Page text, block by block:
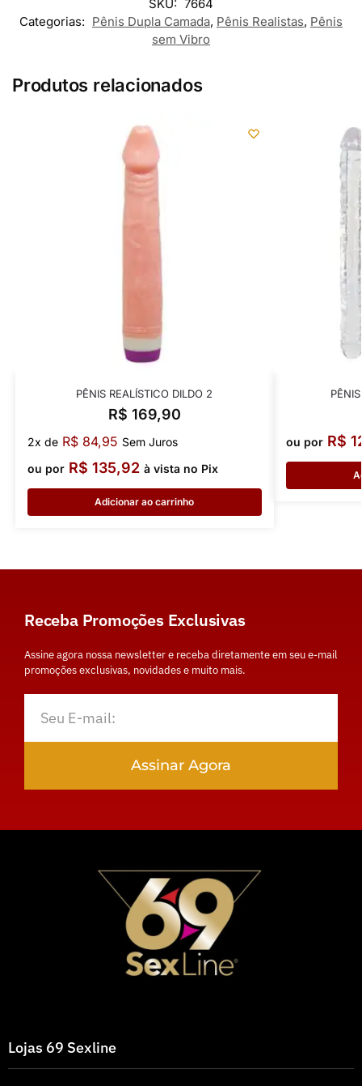
SKU: 7664
Categorias: Pênis Dupla Camada, Pênis Realistas, Pênis
sem Vibro
Produtos relacionados
PÊNIS REALÍSTICO DILDO 2
R$ 169,90
2x de R$84,95 Sem Juros
ou por R$ 135,92 à vista no Pix
Adicionar ao carrinho
ou por R$
Receba Promoções Exclusivas
Assine agora nossa newsletter e receba diretamente em seu e-mail
promoções exclusivas, novidades e muito mais.
Assinar Agora
Lojas 69 Sexline